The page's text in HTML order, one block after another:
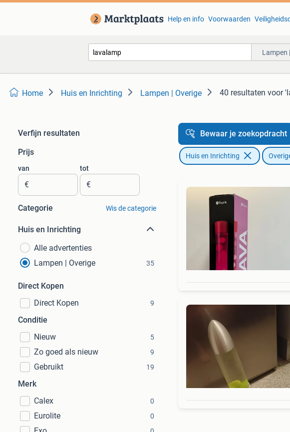
Help en info Voorwaarden
Lampen
Home Huis en Inrichting Lampen | Overige 40 resultaten voor
Verfijn resultaten
Prijs
van
€
tot
€
Categorie Wis de categorie
Huis en Inrichting
Alle advertenties
Lampen | Overige
35
Direct Kopen
Direct Kopen
9
Conditie
Nieuw
5
Zo goed als nieuw 9
Gebruikt 19
Merk
Calex
0
Eurolite 0
Bewaar je zoekopdracht
Huis en Inrichting